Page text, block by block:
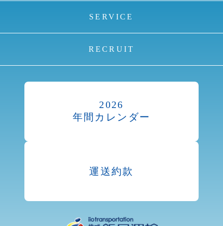
SERVICE
RECRUIT
2026
年間カレンダー
運送約款